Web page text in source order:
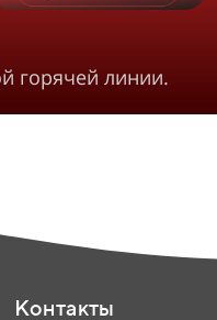
горячей линии.
Контакты